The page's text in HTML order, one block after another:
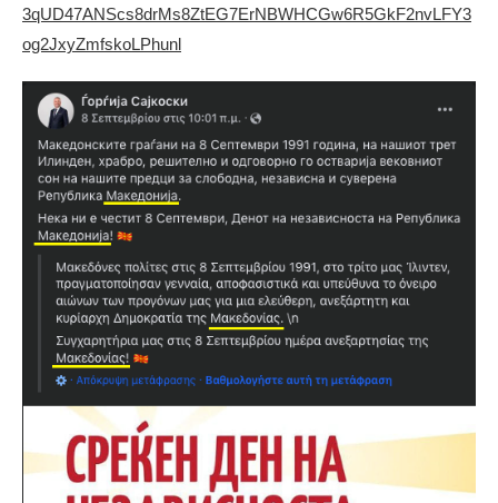
3qUD47ANScs8drMs8ZtEG7ErNBWHCGw6R5GkF2nvLFY3
og2JxyZmfskoLPhunl